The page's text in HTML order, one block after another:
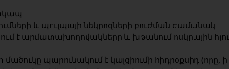
և պուլպայի նեկրոզների բուժման ժամանակ
է արմատախողովակները և խթանում ոսկրային
մածուկը պարունակում է կալցիումի հիդրօքսիդ (որը,